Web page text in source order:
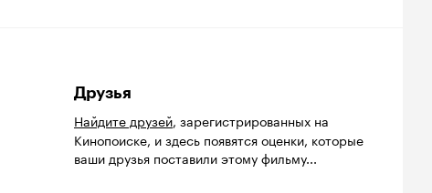
Друзья
Найдите друзей, зарегистрированных на
Кинопоиске, и здесь появятся оценки, которые
ваши друзья поставили этому фильму...